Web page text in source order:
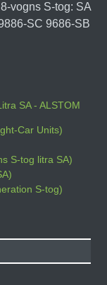
vogns S-tog: SA
SC 9686-SB
SA - ALSTOM
Car Units)
S-tog litra SA)
S-tog)